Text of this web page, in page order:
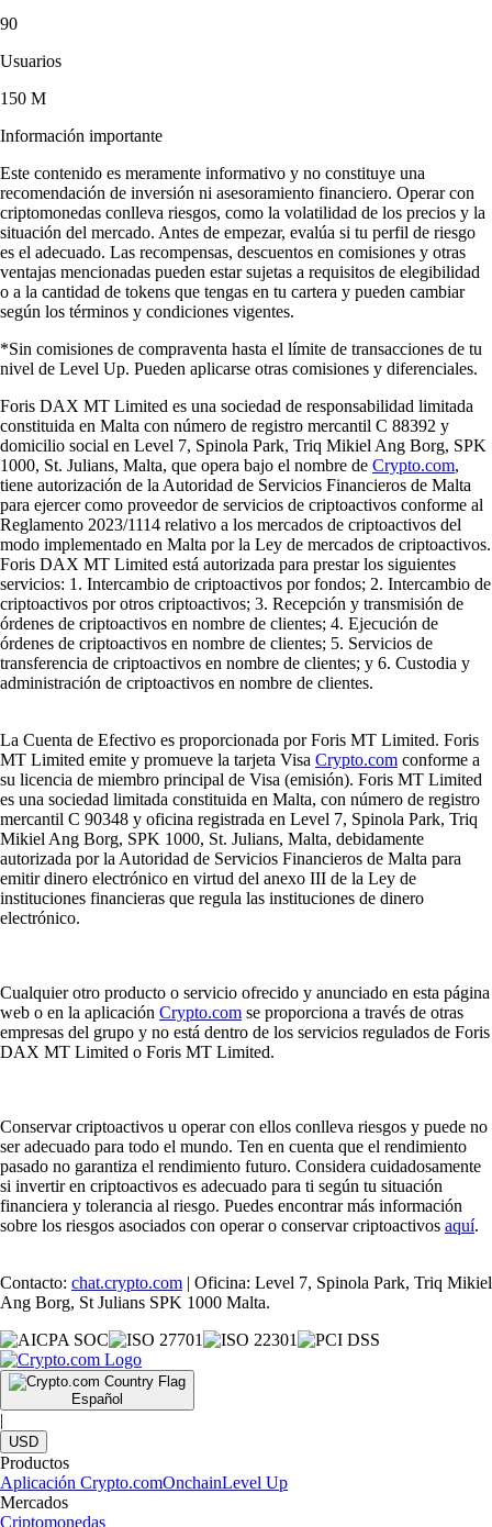
90
Usuarios
150 M
Información importante
Este contenido es meramente informativo y no constituye una
recomendación de inversión ni asesoramiento financiero. Operar con
criptomonedas conlleva riesgos, como la volatilidad de los precios y la
situación del mercado. Antes de empezar, evalúa si tu perfil de riesgo
es el adecuado. Las recompensas, descuentos en comisiones y otras
ventajas mencionadas pueden estar sujetas a requisitos de elegibilidad
o a la cantidad de tokens que tengas en tu cartera y pueden cambiar
según los términos y condiciones vigentes.
*Sin comisiones de compraventa hasta el límite de transacciones de tu
nivel de Level Up. Pueden aplicarse otras comisiones y diferenciales.
Foris DAX MT Limited es una sociedad de responsabilidad limitada
constituida en Malta con número de registro mercantil C 88392 y
domicilio social en Level 7, Spinola Park, Triq Mikiel Ang Borg, SPK
1000, St. Julians, Malta, que opera bajo el nombre de Crypto.com,
tiene autorización de la Autoridad de Servicios Financieros de Malta
para ejercer como proveedor de servicios de criptoactivos conforme al
Reglamento 2023/1114 relativo a los mercados de criptoactivos del
modo implementado en Malta por la Ley de mercados de criptoactivos.
Foris DAX MT Limited está autorizada para prestar los siguientes
servicios: 1. Intercambio de criptoactivos por fondos; 2. Intercambio de
criptoactivos por otros criptoactivos; 3. Recepción y transmisión de
órdenes de criptoactivos en nombre de clientes; 4. Ejecución de
órdenes de criptoactivos en nombre de clientes; 5. Servicios de
transferencia de criptoactivos en nombre de clientes; y 6. Custodia y
administración de criptoactivos en nombre de clientes.
La Cuenta de Efectivo es proporcionada por Foris MT Limited. Foris
MT Limited emite y promueve la tarjeta Visa Crypto.com conforme a
su licencia de miembro principal de Visa (emisión). Foris MT Limited
es una sociedad limitada constituida en Malta, con número de registro
mercantil C 90348 y oficina registrada en Level 7, Spinola Park, Triq
Mikiel Ang Borg, SPK 1000, St. Julians, Malta, debidamente
autorizada por la Autoridad de Servicios Financieros de Malta para
emitir dinero electrónico en virtud del anexo III de la Ley de
instituciones financieras que regula las instituciones de dinero
electrónico.
Cualquier otro producto o servicio ofrecido y anunciado en esta página
web o en la aplicación Crypto.com se proporciona a través de otras
empresas del grupo y no está dentro de los servicios regulados de Foris
DAX MT Limited o Foris MT Limited.
Conservar criptoactivos u operar con ellos conlleva riesgos y puede no
ser adecuado para todo el mundo. Ten en cuenta que el rendimiento
pasado no garantiza el rendimiento futuro. Considera cuidadosamente
si invertir en criptoactivos es adecuado para ti según tu situación
financiera y tolerancia al riesgo. Puedes encontrar más información
sobre los riesgos asociados con operar o conservar criptoactivos aquí.
Contacto: chat.crypto.com | Oficina: Level 7, Spinola Park, Triq Mikiel
Ang Borg, St Julians SPK 1000 Malta.
Español
|
USD
Productos
Aplicación Crypto.comOnchainLevel Up
Mercados
Criptomonedas